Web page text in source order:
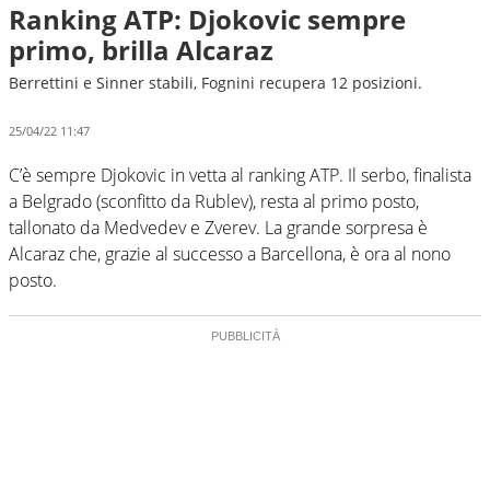
Ranking ATP: Djokovic sempre
primo, brilla Alcaraz
Berrettini e Sinner stabili, Fognini recupera 12 posizioni.
25/04/22 11:47
C’è sempre Djokovic in vetta al ranking ATP. Il serbo, finalista
a Belgrado (sconfitto da Rublev), resta al primo posto,
tallonato da Medvedev e Zverev. La grande sorpresa è
Alcaraz che, grazie al successo a Barcellona, è ora al nono
posto.